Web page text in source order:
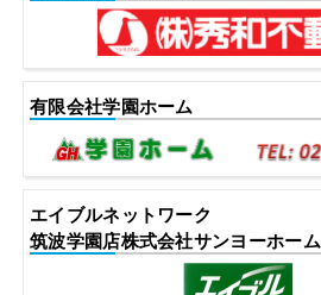
有限会社学園ホーム
エイブルネットワーク
筑波学園店株式会社サンヨーホーム